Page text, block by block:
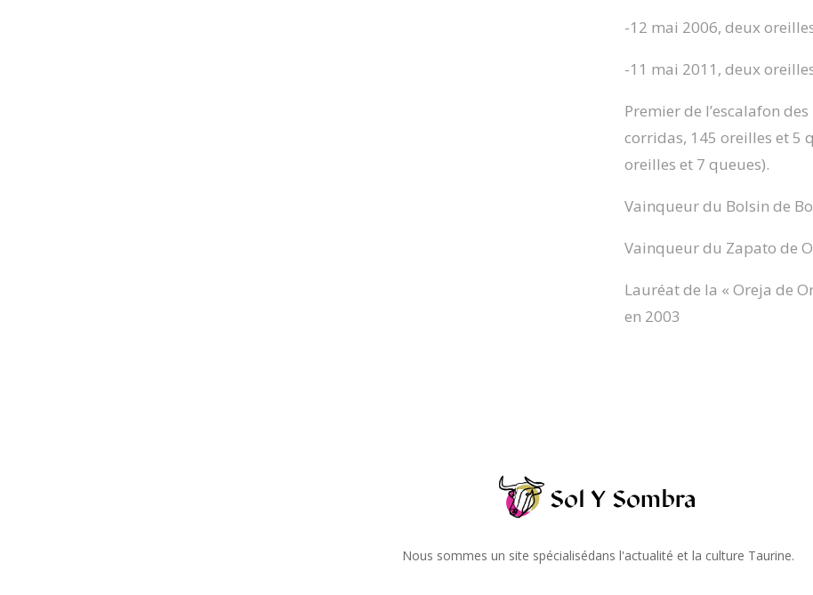
-12 mai 2006, deux
-11 mai 2011, deux
Premier de l’escalafon
corridas, 145 oreilles et 5
oreilles et 7 queues).
Vainqueur du Bolsin de
Vainqueur du Zapato de
Lauréat de la « Oreja de
en 2003
Nous sommes un site spécialisédans l'actualité et la culture Taurine.